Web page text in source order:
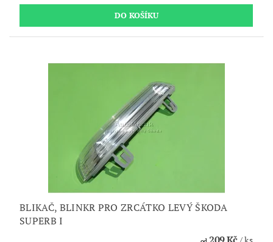
BLIKAČ, BLINKR PRO ZRCÁTKO LEVÝ ŠKODA
SUPERB I